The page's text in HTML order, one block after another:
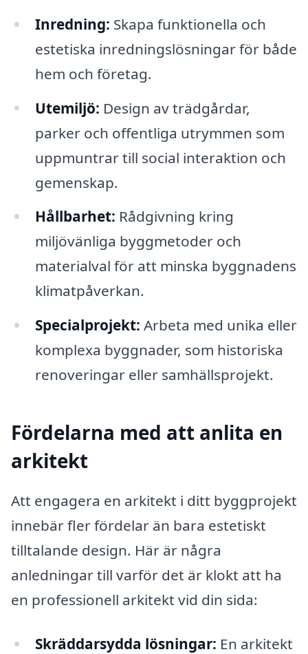
Inredning: Skapa funktionella och
estetiska inredningslösningar för både
hem och företag.
Utemiljö: Design av trädgårdar,
parker och offentliga utrymmen som
uppmuntrar till social interaktion och
gemenskap.
Hållbarhet: Rådgivning kring
miljövänliga byggmetoder och
materialval för att minska byggnadens
klimatpåverkan.
Specialprojekt: Arbeta med unika eller
komplexa byggnader, som historiska
renoveringar eller samhällsprojekt.
Fördelarna med att anlita en
arkitekt
Att engagera en arkitekt i ditt byggprojekt
innebär fler fördelar än bara estetiskt
tilltalande design. Här är några
anledningar till varför det är klokt att ha
en professionell arkitekt vid din sida:
Skräddarsydda lösningar: En arkitekt